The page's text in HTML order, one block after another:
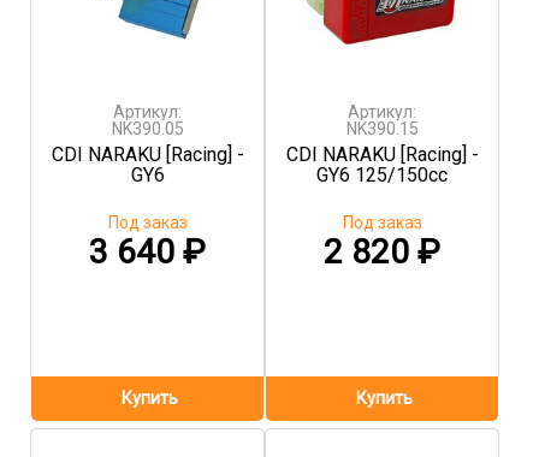
Артикул:
NK390.05
CDI NARAKU [Racing] -
GY6
3 640 ₽
Под заказ
Артикул:
NK390.15
CDI NARAKU [Racing] -
GY6 125/150cc
2 820₽
Под заказ